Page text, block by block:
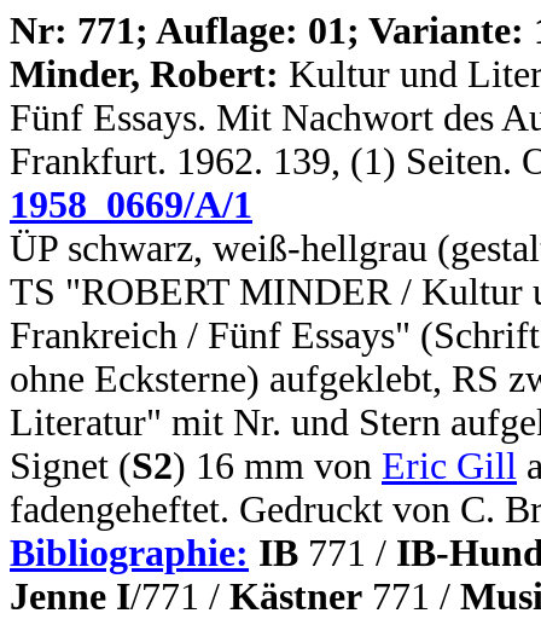
Nr: 771; Auflage: 01; Variante:
Minder, Robert: Kultur und
Fünf Essays. Mit Nachwort des
Frankfurt. 1962. 139, (1) Seiten.
1958_0669/A/1
ÜP schwarz, weiß-hellgrau
TS "ROBERT MINDER / Kultur
Frankreich / Fünf Essays"
ohne Ecksterne) aufgeklebt, RS
Literatur" mit Nr. und Stern
Signet (S2) 16 mm von Eric Gill
fadengeheftet. Gedruckt von C.
Bibliographie: IB 771 / IB-
Jenne I/771 / Kästner 771 /